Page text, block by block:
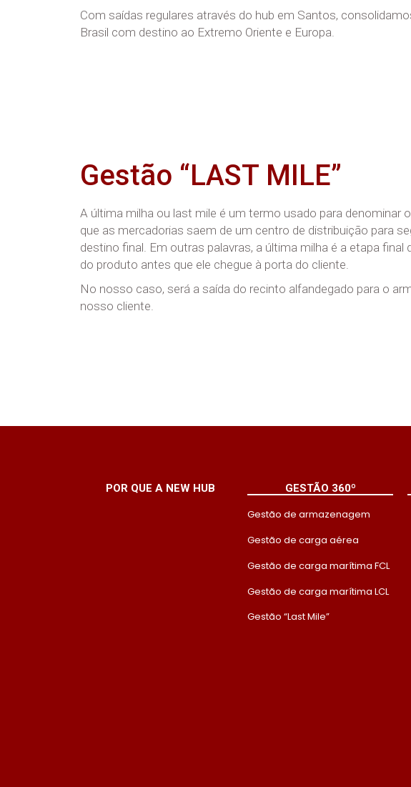
Com saídas regulares através do hub em Santos,
Brasil com destino ao Extremo Oriente e Europa.
Gestão “LAST MILE”
A última milha ou last mile é um termo usado para denominar
que as mercadorias saem de um centro de distribuição para
destino final. Em outras palavras, a última milha é a etapa final
do produto antes que ele chegue à porta do cliente.
No nosso caso, será a saída do recinto alfandegado para o
nosso cliente.
POR QUE A NEW HUB GESTÃO 360º
Gestão de armazenagem
Gestão de carga aérea
Gestão de carga marítima FCL
Gestão de carga marítima LCL
Gestão “Last Mile”